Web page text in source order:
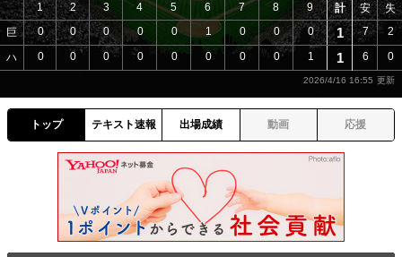
巨
ハ
1 2 3 4 5 6 7 8
9
0
0 0 0 0 1 0 0
0
0
0 0 0 0 0 0 0 1
計 安 失
1 7 2
1 6 0
2026/4/16 16:55
トップ テキスト速報 出場成績 動画 応援